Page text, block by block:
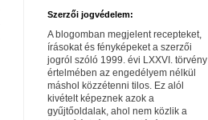
Szerzői jogvédelem:
A blogomban megjelent recepteket,
írásokat és fényképeket a szerzői
jogról szóló 1999. évi LXXVI. törvény
értelmében az engedélyem nélkül
máshol közzétenni tilos. Ez alól
kivételt képeznek azok a
gyűjtőoldalak, ahol nem közlik a